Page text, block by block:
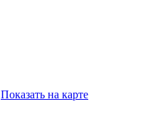
Показать на карте